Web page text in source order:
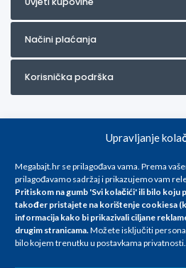
Upravljanje
Megabajt.hr se prilagođava vama. Prema
prilagođavamo sadržaj i prikazujemo vam
Pritiskom na gumb 'Svi kolačići' ili bilo koju
također pristajete na korištenje cookiesa
informacija kako bi prikazivali ciljane
drugim stranicama.Možete isključiti
bilo kojem trenutku u postavkama privatnosti.
Načini plaćanja
Korisnička podrška
Za artikle kojih trenutno nema u ponudi
info@megabajt.hr. Sve cijene su
promjenama, a
iskazane su za avansno
se razlikovati od cijena u našim